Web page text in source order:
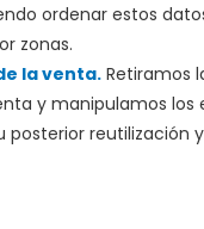
ordenar estos
zonas.
la venta. Retiramos
y manipulamos los
posterior reutilización